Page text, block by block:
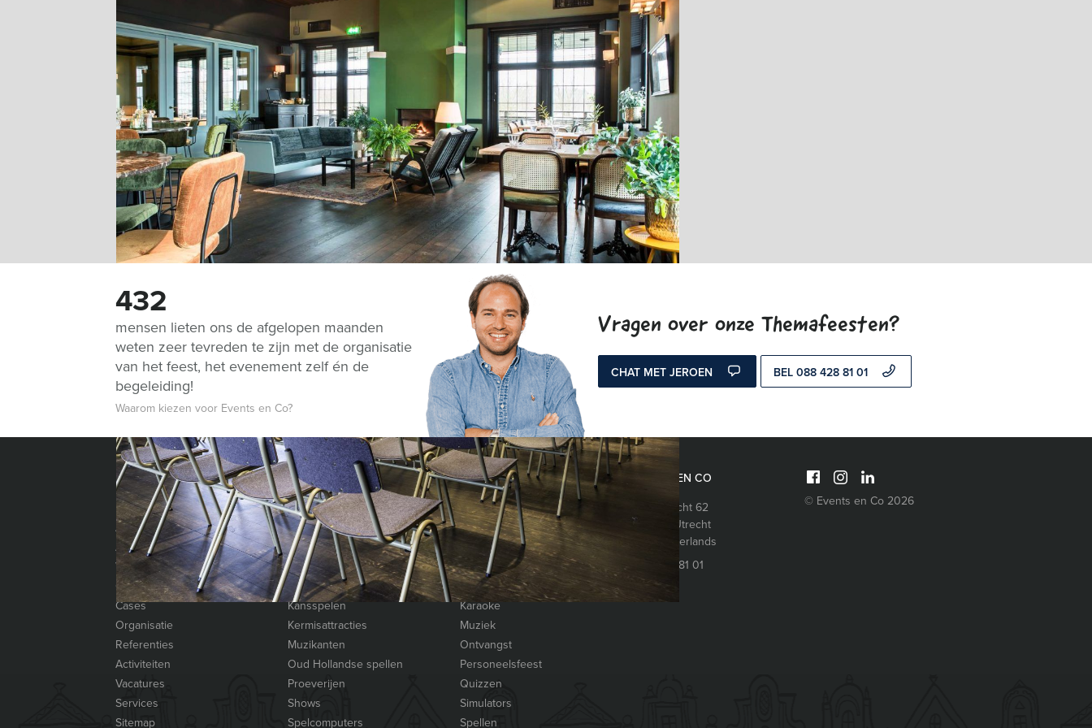
432
mensen lieten ons de afgelopen maanden
weten zeer tevreden te zijn met de organisatie
van het feest, het evenement zelf én de
begeleiding!
Waarom kiezen voor Events en Co?
Vragen over onze Themafeesten?
CHAT MET JEROEN BEL 088 428 81 01
INFORMATIE
Privacy- en cookieverklaring
Algemene voorwaarden
Annuleringsverzekering
Vraag & antwoord
Categorieën
Cases
Organisatie
Referenties
Activiteiten
Vacatures
Services
Sitemap
CATEGORIEËN
Acts
Arcade Games
Attributen
Bands
Bedrijfsfeest
Catering
Dansacts
DJ’s
Entertainers
Entertainment
Kansspelen
Karaoke
Kermisattracties
Muziek
Muzikanten
Ontvangst
Oud Hollandse spellen
Personeelsfeest
Proeverijen
Quizzen
Shows
Simulators
Spelcomputers
Spellen
EVENTS EN CO
Oudegracht 62
3511 AS
Utrecht
The Netherlands
088 428 81 01
© Events en Co 2026